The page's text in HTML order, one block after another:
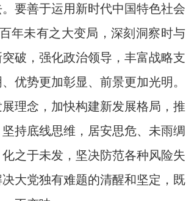
要善于运用新时代中国特色社会
年未有之大变局，深刻洞察时与
破，强化政治领导，丰富战略支
优势更加彰显、前景更加光明。
理念，加快构建新发展格局，推
持底线思维，居安思危、未雨绸
之于未发，坚决防范各种风险失
大党独有难题的清醒和坚定，既